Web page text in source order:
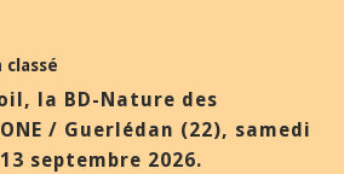
classé
la BD-Nature des
/ Guerlédan (22), samedi
septembre 2026.